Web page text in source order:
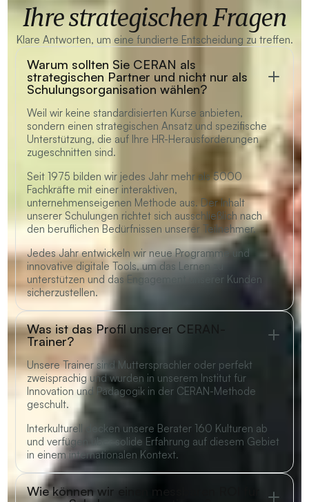
Ihre strategischen Fragen
Klare Antworten, um eine fundierte Entscheidung zu treffen.
Warum sollten Sie CERAN als
strategischen Partner und nicht nur als
Schulungsorganisation wählen?
Weil wir keine standardisierten Kurse anbieten,
sondern einen strategischen Ansatz und spezifische
Unterstützung, die auf Ihre HR-Herausforderungen
zugeschnitten sind.
Seit 1975 bilden wir jedes Jahr mehr als 5000
Fachkräfte mit einer interaktiven,
unternehmenseigenen Methode aus. Der Inhalt
unserer Schulungen richtet sich ausschließlich nach
den beruflichen Bedürfnissen unserer Teilnehmer.
Jedes Jahr entwickeln wir neue Programme und
innovative digitale Tools, um das Lernen zu
unterstützen und das Engagement unserer Kunden
sicherzustellen.
Was ist das Profil unserer CERAN-
Trainer?
Unsere Trainer sind Muttersprachler oder perfekt
zweisprachig und wurden in unserem Institut für
Innovation und Pädagogik in der CERAN-Methode
geschult.
Interkulturell decken unsere Berater 160 Kulturen ab
und verfügen über solide Erfahrung auf diesem Gebiet
in einem internationalen Kontext.
Wie können wir einen messbaren ROI für